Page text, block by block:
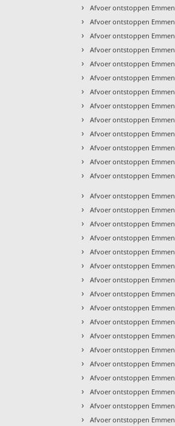
› Afvoer ontstoppen
› Afvoer ontstoppen
› Afvoer ontstoppen
› Afvoer ontstoppen
› Afvoer ontstoppen
› Afvoer ontstoppen
› Afvoer ontstoppen
› Afvoer ontstoppen
› Afvoer ontstoppen
› Afvoer ontstoppen
› Afvoer ontstoppen
› Afvoer ontstoppen
› Afvoer ontstoppen
› Afvoer ontstoppen
› Afvoer ontstoppen
› Afvoer ontstoppen
› Afvoer ontstoppen
› Afvoer ontstoppen
› Afvoer ontstoppen
› Afvoer ontstoppen
› Afvoer ontstoppen
› Afvoer ontstoppen
› Afvoer ontstoppen
› Afvoer ontstoppen
› Afvoer ontstoppen
› Afvoer ontstoppen
› Afvoer ontstoppen
› Afvoer ontstoppen
› Afvoer ontstoppen
› Afvoer ontstoppen